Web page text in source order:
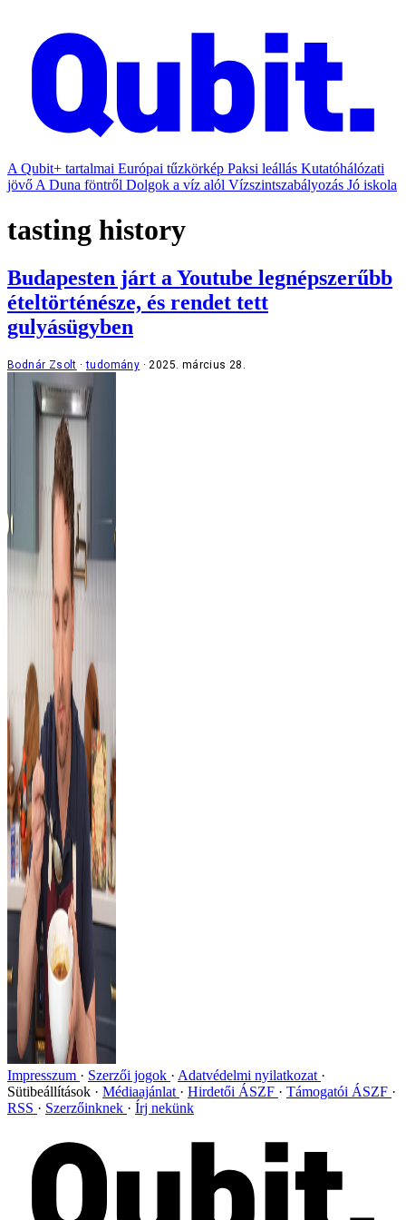
A Qubit+ tartalmai Európai tűzkörkép Paksi leállás Kutatóhálózati
jövő A Duna föntről Dolgok a víz alól Vízszintszabályozás Jó iskola
tasting history
Budapesten járt a Youtube legnépszerűbb
ételtörténésze, és rendet tett
gulyásügyben
Bodnár Zsolt tudomány 2025. március 28.
Impresszum Szerzői jogok
Adatvédelmi nyilatkozat
Sütibeállítások
Médiaajánlat Hirdetői ÁSZF
Támogatói ÁSZF
RSS
Szerzőinknek Írj nekünk